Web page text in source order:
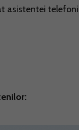
asistentei